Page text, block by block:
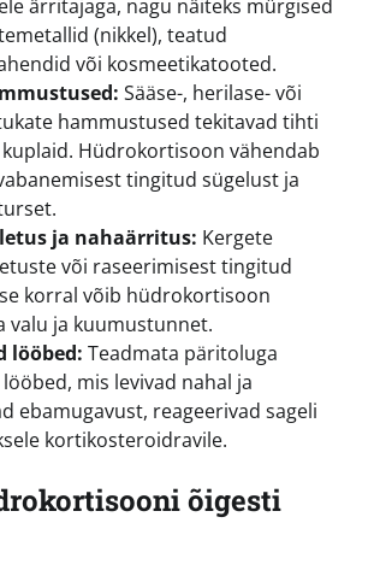
ärritajaga, nagu näiteks mürgised
(nikkel), teatud
või kosmeetikatooted.
Sääse-, herilase- või
hammustused tekitavad tihti
Hüdrokortisoon vähendab
tingitud sügelust ja
ja nahaärritus: Kergete
või raseerimisest tingitud
korral võib hüdrokortisoon
valu ja kuumustunnet.
lööbed: Teadmata päritoluga
mis levivad nahal ja
ebamugavust, reageerivad sageli
kortikosteroidravile.
õigesti